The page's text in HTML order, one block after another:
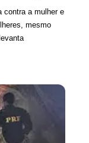
contra a mulher e
mesmo